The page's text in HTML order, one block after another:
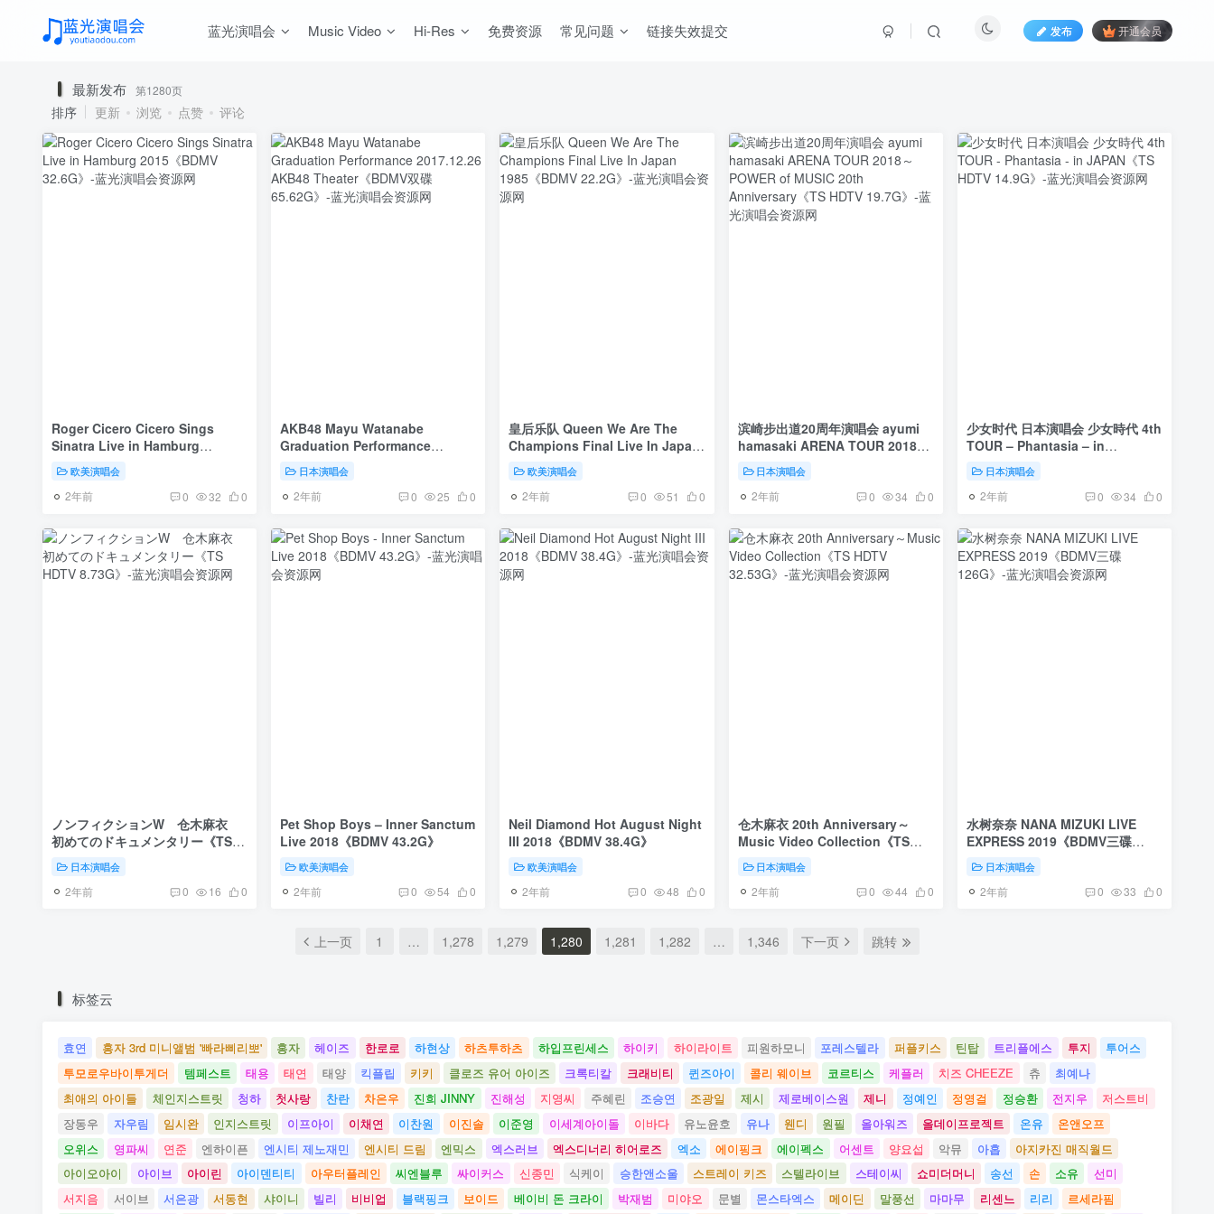
蓝光演唱会 Music Video Hi-Res 免费资源 常见问题 链接失效提交 发布 开通会员
最新发布 第1280页
排序 更新 浏览 点赞 评论
Roger Cicero Cicero Sings
Sinatra Live in Hamburg
2015《BDMV 32.6G》
欧美演唱会
2年前 0 32 0
AKB48 Mayu Watanabe
Graduation Performance
2017.12.26 AKB48
Theater《BDMV双碟 65.62G》
日本演唱会
2年前 0 25 0
皇后乐队 Queen We Are The
Champions Final Live In Japan
1985《BDMV 22.2G》
欧美演唱会
2年前 0 51 0
滨崎步出道20周年演唱会 ayumi
hamasaki ARENA TOUR 2018～
POWER of MUSIC 20th
Anniversary《TS HDTV 19.7G》
日本演唱会
2年前 0 34 0
少女时代 日本演唱会 少女時代 4th
TOUR – Phantasia – in
JAPAN《TS HDTV 14.9G》
日本演唱会
2年前 0 34 0
ノンフィクションW 仓木麻衣
初めてのドキュメンタリー《TS
HDTV 8.73G》
日本演唱会
2年前 0 16 0
Pet Shop Boys – Inner Sanctum
Live 2018《BDMV 43.2G》
欧美演唱会
2年前 0 54 0
Neil Diamond Hot August Night
III 2018《BDMV 38.4G》
欧美演唱会
2年前 0 48 0
仓木麻衣 20th Anniversary～
Music Video Collection《TS
HDTV 32.53G》
日本演唱会
2年前 0 44 0
水树奈奈 NANA MIZUKI LIVE
EXPRESS 2019《BDMV三碟
126G》
日本演唱会
2年前 0 33 0
上一页 1 … 1,278 1,279 1,280 1,281 1,282 … 1,346 下一页 跳转
标签云
효연 홍자 3rd 미니앨범 '빠라삐리뽀' 홍자 헤이즈 한로로 하현상 하츠투하츠 하입프린세스 하이키 하이라이트 피원하모니 포레스텔라 퍼플키스 틴탑 트리플에스 투지
투어스
투모로우바이투게더
템페스트 태용 태연 태양 킥플립 키키 클로즈 유어 아이즈 크록티칼 크래비티 퀸즈아이 콜리 웨이브 코르티스 케플러 치즈 CHEEZE 츄
최예나
최애의 아이들
체인지스트릿 청하 첫사랑 찬란 차은우 진희 JINNY 진해성 지영씨 주혜린 조승연 조광일 제시 제로베이스원 제니 정예인 정영걸 정승환 전지우
저스트비
장동우
자우림 임시완 인지스트릿 이프아이 이채연 이찬원 이진솔 이준영 이세계아이돌 이바다 유노윤호 유나 웬디 원필 올아워즈 올데이프로젝트 온유
온앤오프
오위스
영파씨 연준 엔하이픈 엔시티 제노재민 엔시티 드림 엔믹스 엑스러브 엑스디너리 히어로즈 엑소 에이핑크 에이펙스 어센트 양요섭 악뮤 아홉
아지카진 매직월드
아이오아이
아이브 아이린 아이덴티티 아우터플레인 씨엔블루 싸이커스 신종민 식케이 승한앤소울 스트레이 키즈 스텔라이브 스테이씨 쇼미더머니 송선 손 소유
선미
서지음
서이브 서은광 서동현 샤이니 빌리 비비업 블랙핑크 보이드 베이비 돈 크라이 박재범 미야오 문별 몬스타엑스 메이딘 말풍선 마마무 리센느 리리 르세라핌